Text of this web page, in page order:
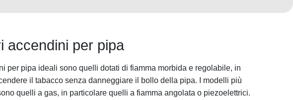
accendini per pipa
per pipa ideali sono quelli dotati di fiamma morbida e regolabile, in
il tabacco senza danneggiare il bollo della pipa. I modelli più
quelli a gas, in particolare quelli a fiamma angolata o piezoelettrici.